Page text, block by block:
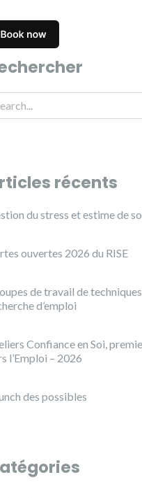
récents
du stress et estime de
ouvertes 2026 du RISE
de travail de
d’emploi
Confiance en Soi,
l’Emploi – 2026
des possibles